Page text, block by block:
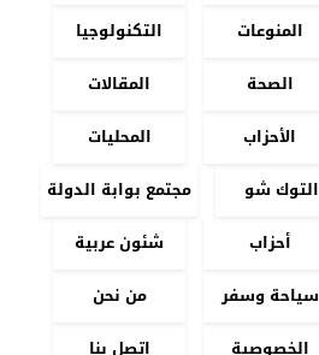
المنوعات
التكنولوجيا
الصحة
المقالات
الأحزاب
المحليات
التوك شو
مجتمع بوابة الدولة
أحزاب
شئون عربية
سياحة وسفر
من نحن
الخصوصية اتصل بنا